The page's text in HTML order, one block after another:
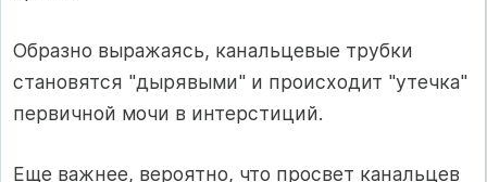
Образно выражаясь, канальцевые трубки
становятся "дырявыми" и происходит "утечка"
первичной мочи в интерстиций.
Еще важнее, вероятно, что просвет канальцев